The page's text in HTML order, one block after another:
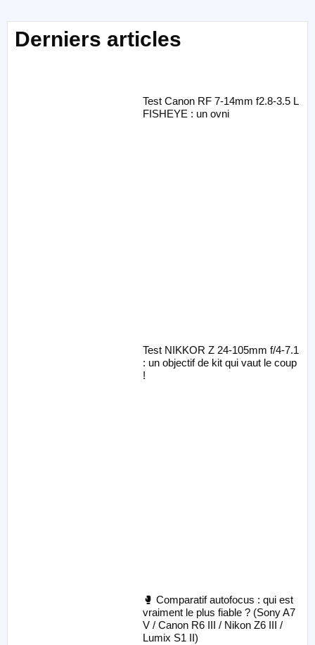
Derniers articles
Test Canon RF 7-14mm f2.8-3.5 L
FISHEYE : un ovni
Test NIKKOR Z 24-105mm f/4-7.1
: un objectif de kit qui vaut le coup
!
🥊 Comparatif autofocus : qui est
vraiment le plus fiable ? (Sony A7
V / Canon R6 III / Nikon Z6 III /
Lumix S1 II)